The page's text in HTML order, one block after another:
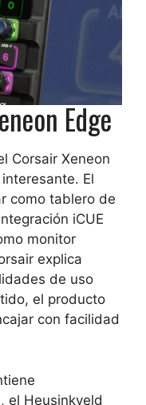
Edge
Corsair Xeneon
El
como tablero de
iCUE
monitor
explica
de uso
el producto
con facilidad
el Heusinkveld